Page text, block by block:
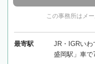
この事務所はメ
最寄駅
JR・IGRいわ
盛岡駅」車で